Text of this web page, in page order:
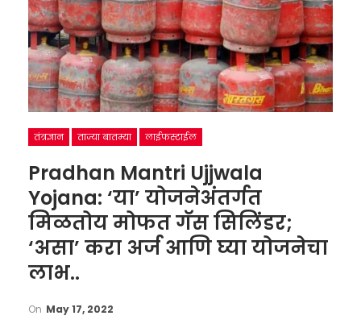
तंत्रज्ञान ताज्या बातम्या लाईफस्टाईल
Pradhan Mantri Ujjwala
Yojana: ‘या’ योजनेअंतर्गत
मिळतोय मोफत गॅस सिलिंडर;
‘असा’ करा अर्ज आणि घ्या योजनेचा
लाभ..
On May 17, 2022